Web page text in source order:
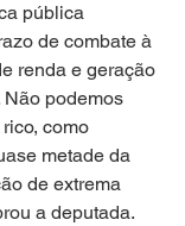
pública
de combate à
renda e geração
Não podemos
como
metade da
de extrema
a deputada.